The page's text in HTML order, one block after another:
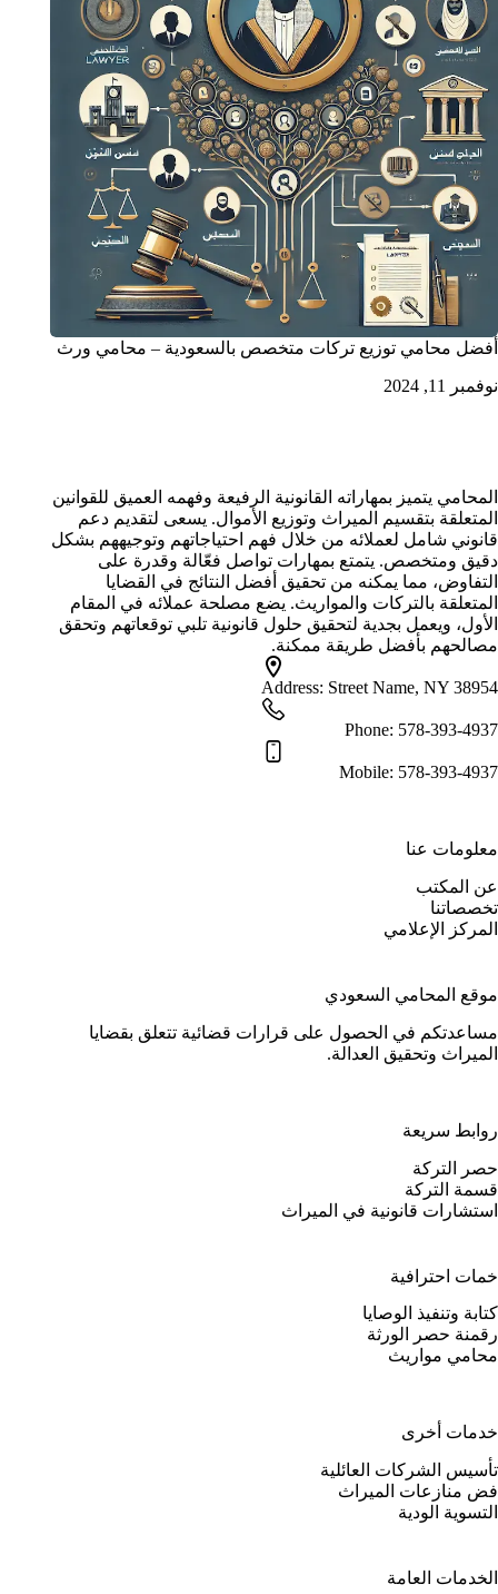
أفضل محامي توزيع تركات متخصص بالسعودية – محامي ورث
نوفمبر 11, 2024
المحامي يتميز بمهاراته القانونية الرفيعة وفهمه العميق للقوانين
المتعلقة بتقسيم الميراث وتوزيع الأموال. يسعى لتقديم دعم
قانوني شامل لعملائه من خلال فهم احتياجاتهم وتوجيههم بشكل
دقيق ومتخصص. يتمتع بمهارات تواصل فعّالة وقدرة على
التفاوض، مما يمكنه من تحقيق أفضل النتائج في القضايا
المتعلقة بالتركات والمواريث. يضع مصلحة عملائه في المقام
الأول، ويعمل بجدية لتحقيق حلول قانونية تلبي توقعاتهم وتحقق
مصالحهم بأفضل طريقة ممكنة.
Address: Street Name, NY 38954
Phone: 578-393-4937
Mobile: 578-393-4937
معلومات عنا
عن المكتب
تخصصاتنا
المركز الإعلامي
موقع المحامي السعودي
مساعدتكم في الحصول على قرارات قضائية تتعلق بقضايا
الميراث وتحقيق العدالة.
روابط سريعة
حصر التركة
قسمة التركة
استشارات قانونية في الميراث
خمات احترافية
كتابة وتنفيذ الوصايا
رقمنة حصر الورثة
محامي مواريث
خدمات أخرى
تأسيس الشركات العائلية
فض منازعات الميراث
التسوية الودية
الخدمات العامة